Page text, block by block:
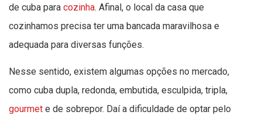
de cuba para cozinha. Afinal, o local da casa que
cozinhamos precisa ter uma bancada maravilhosa e
adequada para diversas funções.
Nesse sentido, existem algumas opções no mercado,
como cuba dupla, redonda, embutida, esculpida, tripla,
gourmet e de sobrepor. Daí a dificuldade de optar pelo